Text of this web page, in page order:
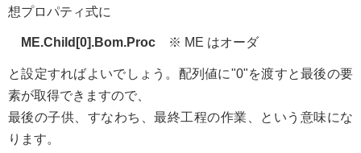
想プロパティ式に
ME.Child[0].Bom.Proc ※ ME はオーダ
と設定すればよいでしょう。配列値に"0"を渡すと最後の要
素が取得できますので、
最後の子供、すなわち、最終工程の作業、という意味にな
ります。